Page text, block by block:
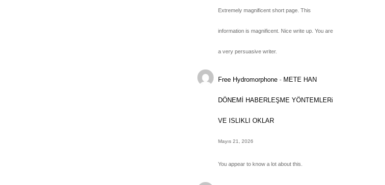
Extremely magnificent short page. This
information is magnificent. Nice write up. You are
a very persuasive writer.
Free Hydromorphone - METE HAN
DÖNEMİ HABERLEŞME YÖNTEMLERi
VE ISLIKLI OKLAR
Mayıs 21, 2026
You appear to know a lot about this.